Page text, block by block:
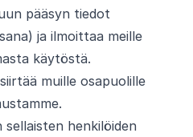
pääsyn tiedot
ja ilmoittaa meille
käytöstä.
muille osapuolille
sellaisten henkilöiden